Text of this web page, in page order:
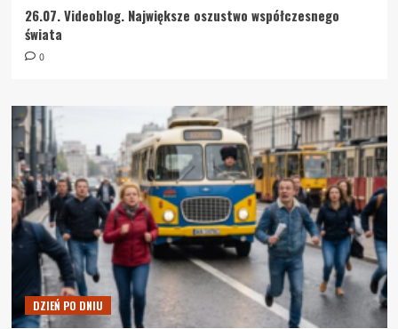
26.07. Videoblog. Największe oszustwo współczesnego
świata
0
DZIEŃ PO DNIU